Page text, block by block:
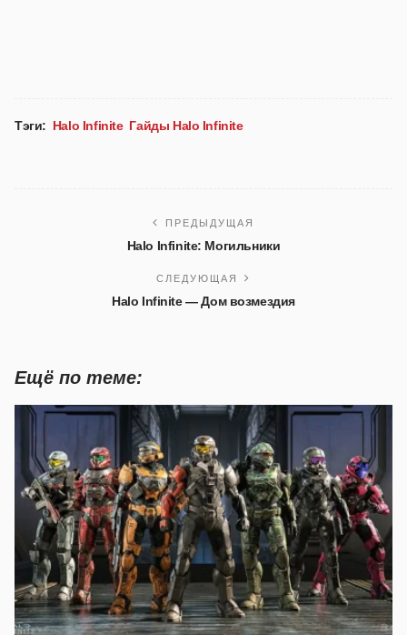
Тэги: Halo Infinite Гайды Halo Infinite
ПРЕДЫДУЩАЯ
Halo Infinite: Могильники
СЛЕДУЮЩАЯ
Halo Infinite — Дом возмездия
Ещё по теме: